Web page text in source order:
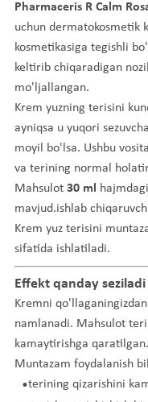
Pharmaceris R Calm
uchun dermatokosmetik
kosmetikasiga tegishli
keltirib chiqaradigan
mo'ljallangan.
Krem yuzning terisini
ayniqsa u yuqori
moyil bo'lsa. Ushbu
va terining normal
Mahsulot 30 ml
mavjud.ishlab
Krem yuz terisini
sifatida ishlatiladi.
Effekt qanday seziladi
Kremni
namlanadi. Mahsulot
kamaytirishga qaratilgan.
Muntazam foydalanish
terining qizarishini